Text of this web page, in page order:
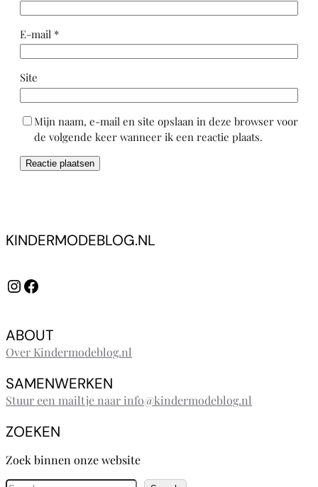
E-mail *
Site
Mijn naam, e-mail en site opslaan in deze browser voor
de volgende keer wanneer ik een reactie plaats.
KINDERMODEBLOG.NL
InstagramFacebook
ABOUT
Over Kindermodeblog.nl
SAMENWERKEN
Stuur een mailtje naar info@kindermodeblog.nl
ZOEKEN
Zoek binnen onze website